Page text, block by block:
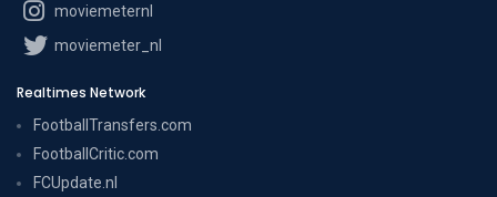
moviemeternl
moviemeter_nl
Realtimes Network
FootballTransfers.com
FootballCritic.com
FCUpdate.nl